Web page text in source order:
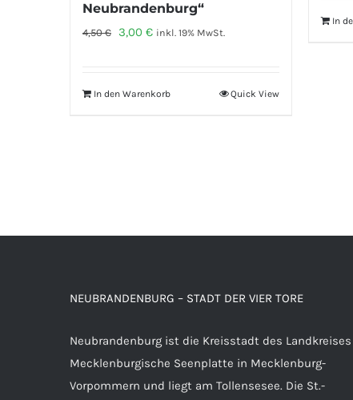
Neubrandenburg“
4,50€ Ursprünglicher
4,50 €
3,00 €Aktueller
3,00 €.
inkl. 19% MwSt.
In den Warenkorb Quick View
In
NEUBRANDENBURG – STADT DER VIER TORE
Neubrandenburg ist die Kreisstadt des Landkreises
Mecklenburgische Seenplatte in Mecklenburg-
Vorpommern und liegt am Tollensesee. Die St.-